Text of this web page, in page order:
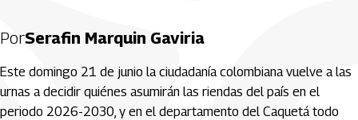
PorSerafin Marquin Gaviria
Este domingo 21 de junio la ciudadanía colombiana vuelve a las
urnas a decidir quiénes asumirán las riendas del país en el
periodo 2026-2030, y en el departamento del Caquetá todo